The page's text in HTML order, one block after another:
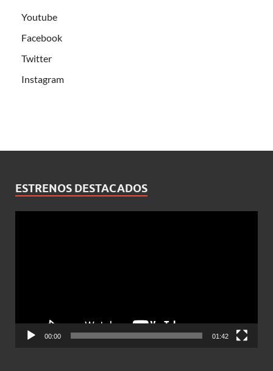
Youtube
Facebook
Twitter
Instagram
ESTRENOS DESTACADOS
00:00 01:42